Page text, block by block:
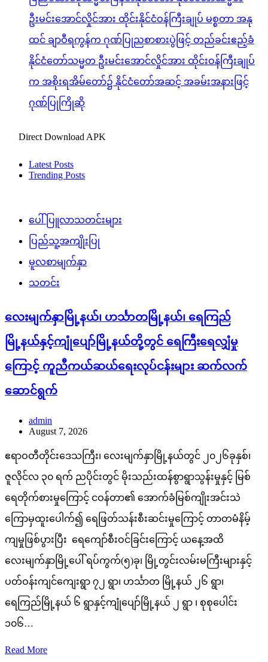
ဦးမင်းအောင်လှိုင်အား ထိုင်းနိုင်ငံဝန်ကြီးချုပ် မစ္စတာ အနု
ထင် ချာဝီရကွန်က ဂုဏ်ပြုညစာစားပွဲဖြင့် တည်ခင်းဧည့်ခံ
နိုင်ငံတော်သမ္မတ ဦးမင်းအောင်လှိုင်အား ထိုင်းဝန်ကြီးချုပ်
က အစိုးရအိမ်တော်၌ နိုင်ငံတော်အဆင့် အခမ်းအနားဖြင့်
ဂုဏ်ပြုကြိုဆို
Direct Download APK
Latest Posts
Trending Posts
ပေါ်ပြူလာသတင်းများ
ပြည်သူ့အကျိုးပြု
မူလစာမျက်နှာ
သတင်း
လေးမျက်နှာမြို့နယ်၊ ဟင်္သာတမြို့နယ်၊ ရေကြည်
မြို့နယ်နှင့်ကျုံပျော်မြို့နယ်တို့တွင် ရေကြီးရေလျှံမှု
ကြောင့် ကူညီကယ်ဆယ်ရေးလုပ်ငန်းများ ဆက်လက်
ဆောင်ရွက်
admin
August 7, 2026
ဧရာဝတီတိုင်းဒေသကြီး၊ လေးမျက်နှာမြို့နယ်တွင် ၂၀၂၆ခုနှစ်၊
ဇူလိုင်လ ၃၀ ရက် ညပိုင်းတွင် မိုးသည်းထန်စွာရွာသွန်းမှုနှင့် မြစ်
ရေတိုက်စားမှုကြောင့် ငဝန်တာ၏ အောက်ခံမြစ်ကျိုးအင်းသဲ
ကြောမှထူးပေါက်၍ ရေဖြတ်သန်းစီးဆင်းမှုကြောင့် တာတမံနိမ့်
ကျမှုဖြစ်ပွားပြီး ရေကျော်စီးဝင်ခြင်းကြောင့် ယနေ့အထိ
လေးမျက်နှာမြို့ပေါ် ရပ်ကွက်(၅)ခု၊ မြို့တွင်းလမ်းမကြီးများနှင့်
ပတ်ဝန်းကျင်ကျေးရွာ ၇၂ ရွာ၊ ဟင်္သာတ မြို့နယ် ၂၆ ရွာ၊
ရေကြည်မြို့နယ် ၆ ရွာနှင့်ကျုံပျော်မြို့နယ် ၂ ရွာ ၊ စုစုပေါင်း
၁၀၆…
Read More